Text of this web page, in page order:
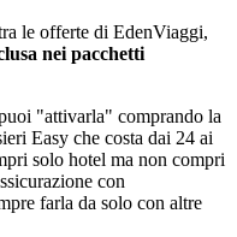
le offerte di EdenViaggi,
nei pacchetti
"attivarla" comprando la
Easy che costa dai 24 ai
solo hotel ma non compri
con
farla da solo con altre